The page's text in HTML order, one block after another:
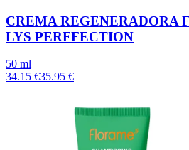
CREMA REGENERADORA
LYS PERFFECTION
50 ml
34.15 €35.95 €